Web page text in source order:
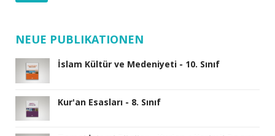
NEUE PUBLIKATIONEN
İslam Kültür ve Medeniyeti - 10. Sınıf
Kur'an Esasları - 8. Sınıf